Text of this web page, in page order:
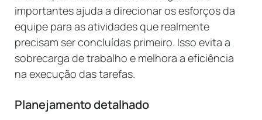
importantes ajuda a direcionar os esforços da
equipe para as atividades que realmente
precisam ser concluídas primeiro. Isso evita a
sobrecarga de trabalho e melhora a eficiência
na execução das tarefas.
Planejamento detalhado